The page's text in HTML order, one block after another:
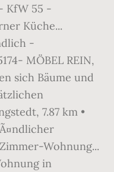
KfW 55 -
Küche...
-
MÖBEL REIN,
sich Bäume und
7.87 km •
Wohnung...
in